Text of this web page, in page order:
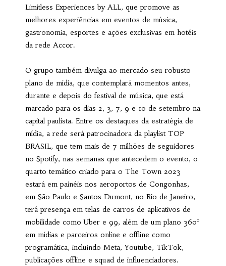
Limitless Experiences by ALL, que promove as
melhores experiências em eventos de música,
gastronomia, esportes e ações exclusivas em hotéis
da rede Accor.
O grupo também divulga ao mercado seu robusto
plano de mídia, que contemplará momentos antes,
durante e depois do festival de música, que está
marcado para os dias 2, 3, 7, 9 e 10 de setembro na
capital paulista. Entre os destaques da estratégia de
mídia, a rede será patrocinadora da playlist TOP
BRASIL, que tem mais de 7 milhões de seguidores
no Spotify, nas semanas que antecedem o evento, o
quarto temático criado para o The Town 2023
estará em painéis nos aeroportos de Congonhas,
em São Paulo e Santos Dumont, no Rio de Janeiro,
terá presença em telas de carros de aplicativos de
mobilidade como Uber e 99, além de um plano 360º
em mídias e parceiros online e offline como
programática, incluindo Meta, Youtube, TikTok,
publicações offline e squad de influenciadores.